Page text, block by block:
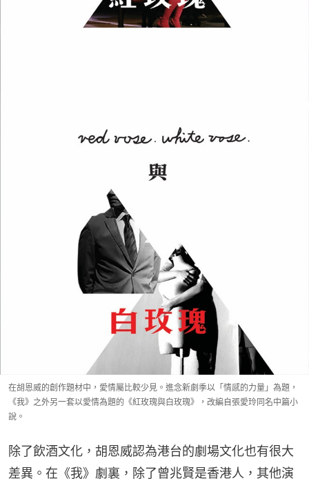
在胡恩威的創作題材中，愛情屬比較少見。進念新劇季以「情感的力量」為題，
《我》之外另一套以愛情為題的《紅玫瑰與白玫瑰》，改編自張愛玲同名中篇小
說。
除了飲酒文化，胡恩威認為港台的劇場文化也有很大
差異。在《我》劇裏，除了曾兆賢是香港人，其他演